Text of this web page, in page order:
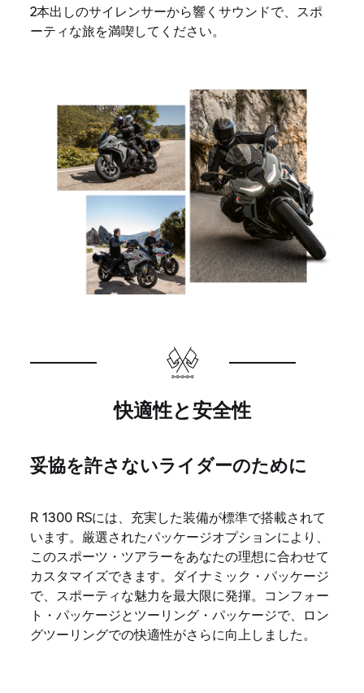
2本出しのサイレンサーから響くサウンドで、スポ
ーティな旅を満喫してください。
快適性と安全性
妥協を許さないライダーのために
R 1300 RSには、充実した装備が標準で搭載されて
います。厳選されたパッケージオプションにより、
このスポーツ・ツアラーをあなたの理想に合わせて
カスタマイズできます。ダイナミック・パッケージ
で、スポーティな魅力を最大限に発揮。コンフォー
ト・パッケージとツーリング・パッケージで、ロン
グツーリングでの快適性がさらに向上しました。